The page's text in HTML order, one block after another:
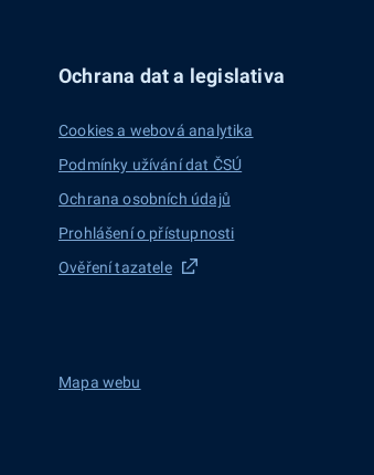
Ochrana dat a legislativa
Cookies a webová analytika
Podmínky užívání dat ČSÚ
Ochrana osobních údajů
Prohlášení o přístupnosti
Ověření tazatele
Mapa webu